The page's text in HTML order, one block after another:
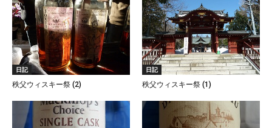
日記
秩父ウィスキー祭 (2)
日記
秩父ウィスキー祭 (1)